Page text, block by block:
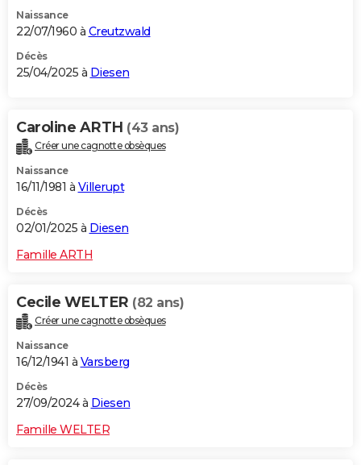
Naissance
22/07/1960 à Creutzwald
Décès
25/04/2025 à Diesen
Caroline ARTH (43 ans)
Créer une cagnotte obsèques
Naissance
16/11/1981 à Villerupt
Décès
02/01/2025 à Diesen
Famille ARTH
Cecile WELTER (82 ans)
Créer une cagnotte obsèques
Naissance
16/12/1941 à Varsberg
Décès
27/09/2024 à Diesen
Famille WELTER